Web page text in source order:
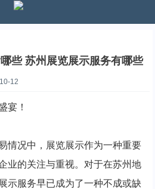
些 苏州展览展示服务有哪些
12
宴！
情况中，展览展示作为一种重要
业的关注与重视。对于在苏州地
示服务早已成为了一种不成或缺